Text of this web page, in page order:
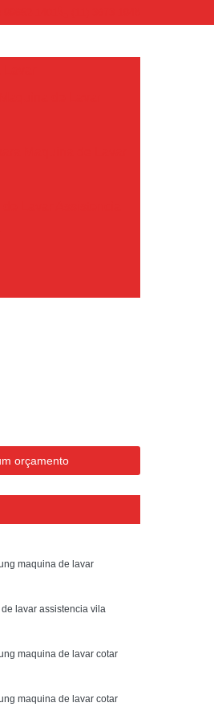
Geladeira
Electrolux
Geladeira
Refrigerador
Refrigerador
orçamento
maquina de lavar
lavar assistencia vila
maquina de lavar cotar
maquina de lavar cotar